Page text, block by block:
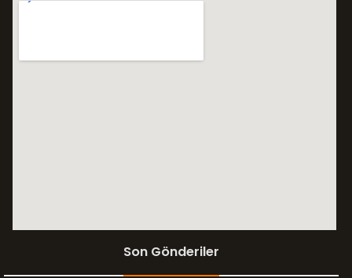
Son Gönderiler